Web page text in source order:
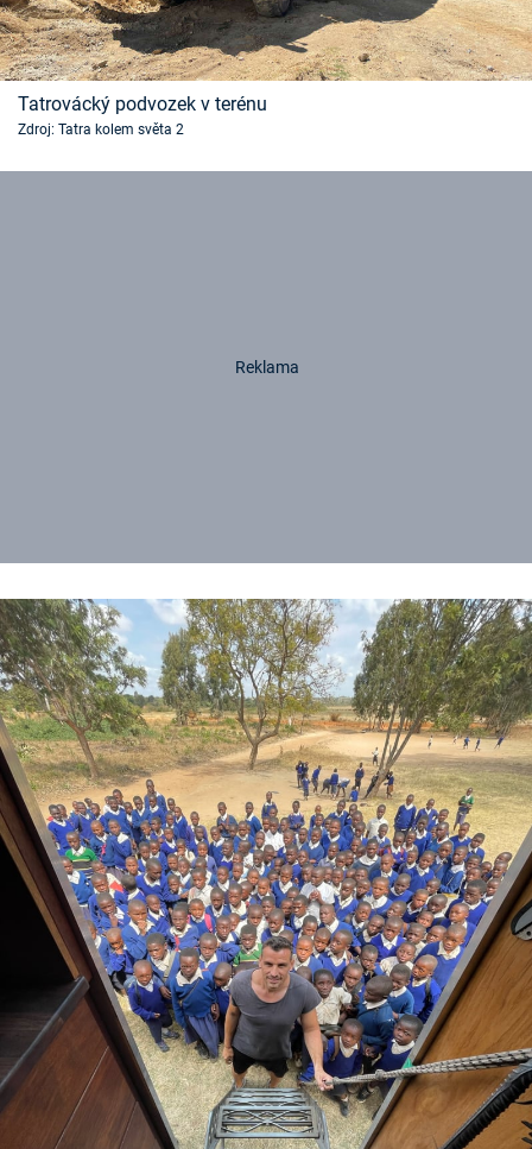
Tatrovácký podvozek v terénu
Zdroj: Tatra kolem světa 2